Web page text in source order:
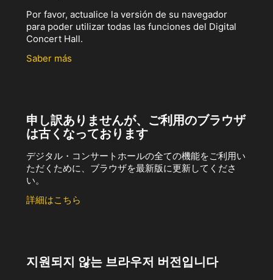
Por favor, actualice la versión de su navegador
para poder utilizar todas las funciones del Digital
Concert Hall.
Saber más
申し訳ありませんが、ご利用のブラウザ
は古くなっております
デジタル・コンサートホールの全ての機能をご利用い
ただくために、ブラウザを最新版に更新してくださ
い。
詳細はこちら
지원되지 않는 브라우저 버전입니다